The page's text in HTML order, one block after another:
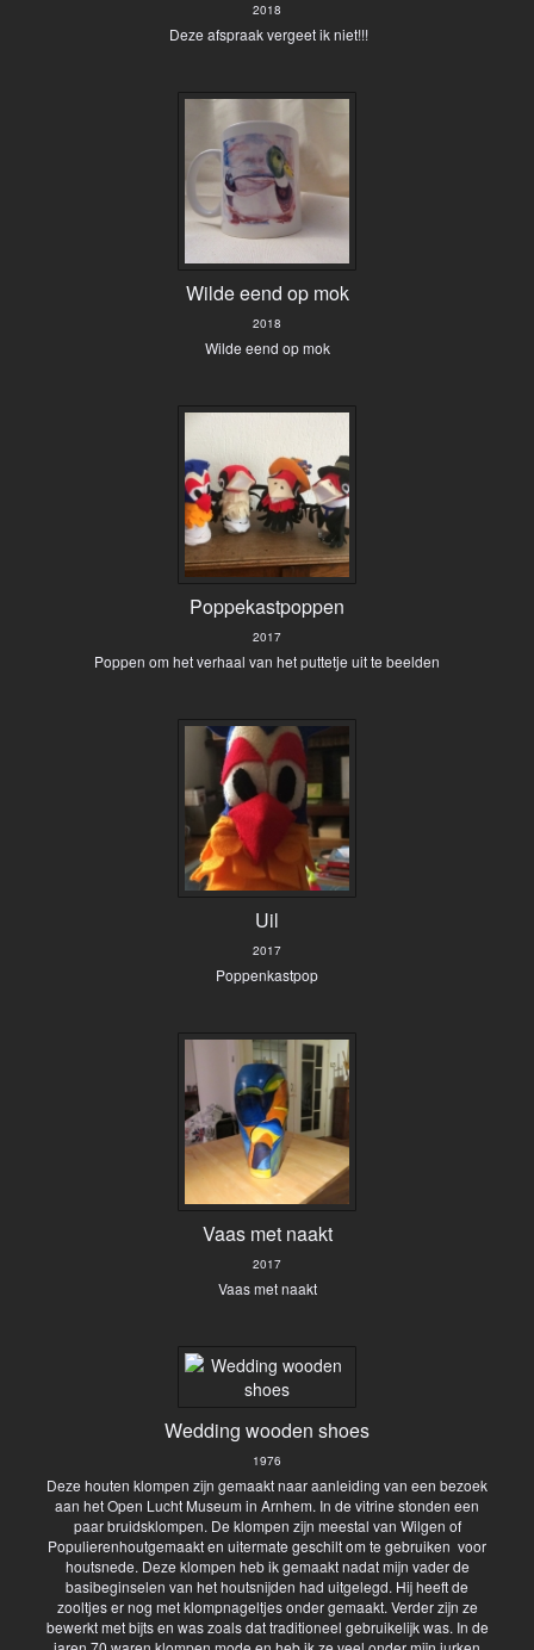
2018
Deze afspraak vergeet ik niet!!!
Wilde eend op mok
2018
Wilde eend op mok
Poppekastpoppen
2017
Poppen om het verhaal van het puttetje uit te beelden
Uil
2017
Poppenkastpop
Vaas met naakt
2017
Vaas met naakt
Wedding wooden shoes
1976
Deze houten klompen zijn gemaakt naar aanleiding van een bezoek
aan het Open Lucht Museum in Arnhem. In de vitrine stonden een
paar bruidsklompen. De klompen zijn meestal van Wilgen of
Populierenhoutgemaakt en uitermate geschilt om te gebruiken voor
houtsnede. Deze klompen heb ik gemaakt nadat mijn vader de
basibeginselen van het houtsnijden had uitgelegd. Hij heeft de
zooltjes er nog met klompnageltjes onder gemaakt. Verder zijn ze
bewerkt met bijts en was zoals dat traditioneel gebruikelijk was. In de